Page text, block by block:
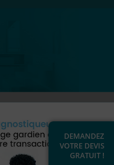
DEMANDEZ
VOTRE DEVIS
GRATUIT !